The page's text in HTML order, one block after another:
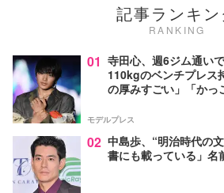
記事ランキ
RANKING
01 寺田心、週6ジム通い
110kgのベンチプレス
の厚みすごい」「かっ
モデルプレス
02 中島歩、“明治時代の
書にも載っている」名